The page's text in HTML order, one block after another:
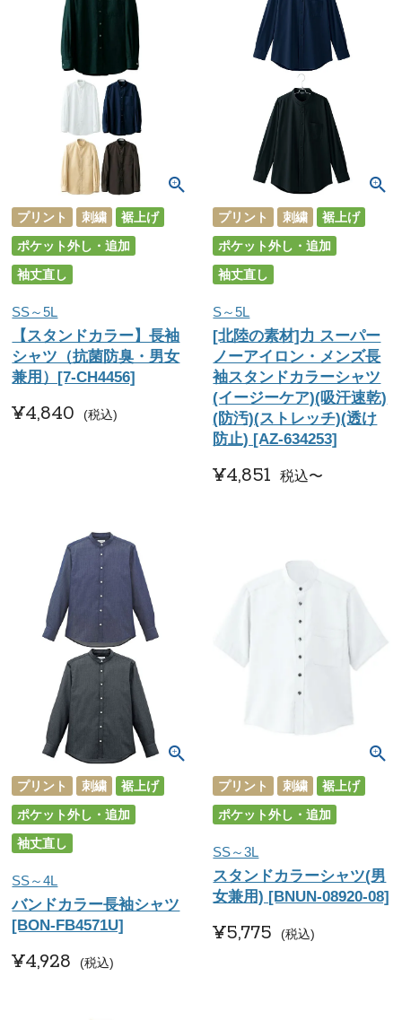
プリント 刺繍
裾上げ
ポケット外し・追加
袖丈直し
SS～5L
【スタンドカラー】長袖
シャツ（抗菌防臭・男女
兼用）[7-CH4456]
¥4,840 税込
プリント 刺繍
裾上げ
ポケット外し・追加
袖丈直し
S～5L
[北陸の素材]力 スーパー
ノーアイロン・メンズ長
袖スタンドカラーシャツ
(イージーケア)(吸汗速乾)
(防汚)(ストレッチ)(透け
防止) [AZ-634253]
¥4,851 税込〜
プリント 刺繍
裾上げ
ポケット外し・追加
袖丈直し
SS～4L
バンドカラー長袖シャツ
[BON-FB4571U]
¥4,928 税込
プリント 刺繍
裾上げ
ポケット外し・追加
SS～3L
スタンドカラーシャツ(男
女兼用) [BNUN-08920-08]
¥5,775 税込